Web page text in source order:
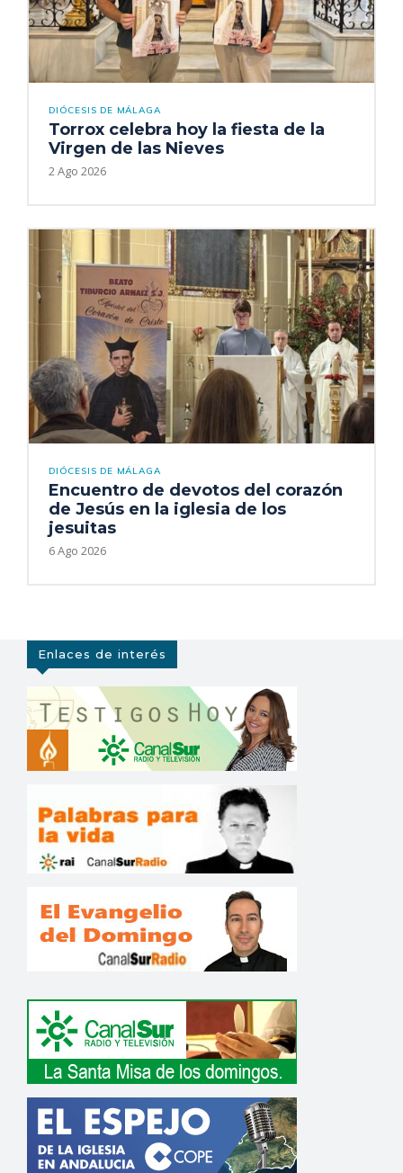
DIÓCESIS DE MÁLAGA
Torrox celebra hoy la fiesta de la
Virgen de las Nieves
2 Ago 2026
DIÓCESIS DE MÁLAGA
Encuentro de devotos del corazón
de Jesús en la iglesia de los
jesuitas
6 Ago 2026
Enlaces de interés